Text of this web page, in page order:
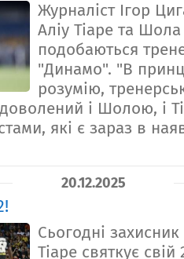
Журналіст Ігор
Аліу Тіаре та
подобаються
"Динамо". "В
розумію,
і Шолою, і
які є зараз в
20.12.2025
Сьогодні
Тіаре святкує